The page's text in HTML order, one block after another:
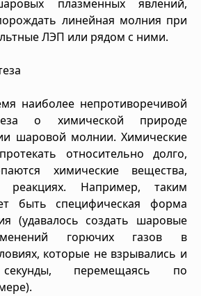
плазменных явлений,
линейная молния при
ЛЭП или рядом с ними.
наиболее непротиворечивой
о химической природе
шаровой молнии. Химические
относительно долго,
химические вещества,
реакциях. Например, таким
быть специфическая форма
(удавалось создать шаровые
горючих газов в
которые не взрывались и
секунды, перемещаясь по